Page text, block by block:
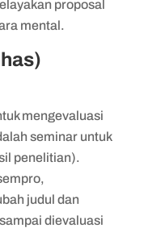
proposal
mental.
mengevaluasi
seminar untuk
penelitian).
judul dan
dievaluasi